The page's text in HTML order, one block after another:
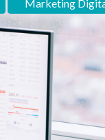
Marketing